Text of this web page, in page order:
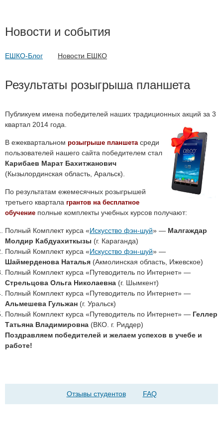
Новости и события
ЕШКО-Блог Новости ЕШКО
Результаты розыгрыша планшета
Публикуем имена победителей наших традиционных акций за 3
квартал 2014 года.
В ежеквартальном розыгрыше планшета среди
пользователей нашего сайта победителем стал
Карибаев Марат Бахитжанович
(Кызылординская область, Аральск).
По результатам ежемесячных розыгрышей
третьего квартала грантов на бесплатное
обучение полные комплекты учебных курсов получают:
Полный Комплект курса «Искусство фэн-шуй» — Малгаждар
Молдир Кабдуахиткызы (г. Караганда)
Полный Комплект курса «Искусство фэн-шуй» —
Шаймерденова Наталья (Акмолинская область, Ижевское)
Полный Комплект курса «Путеводитель по Интернет» —
Стрельцова Ольга Николаевна (г. Шымкент)
Полный Комплект курса «Путеводитель по Интернет» —
Альмешева Гульжан (г. Уральск)
Полный Комплект курса «Путеводитель по Интернет» — Геллер
Татьяна Владимировна (ВКО. г. Риддер)
Поздравляем победителей и желаем успехов в учебе и
работе!
Отзывы студентов FAQ